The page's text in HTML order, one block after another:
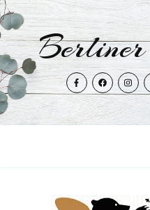
Berliner